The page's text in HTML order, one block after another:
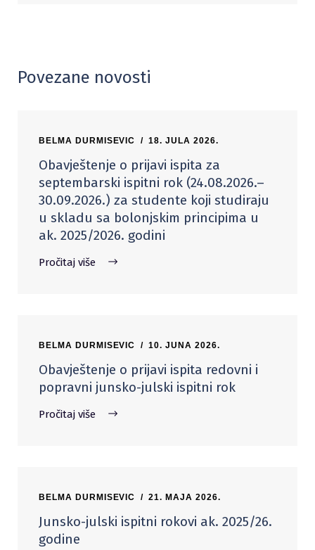
Povezane novosti
BELMA DURMISEVIC 18. JULA 2026.
Obavještenje o prijavi ispita za
septembarski ispitni rok (24.08.2026.–
30.09.2026.) za studente koji studiraju
u skladu sa bolonjskim principima u
ak. 2025/2026. godini
Pročitaj više
BELMA DURMISEVIC 10. JUNA 2026.
Obavještenje o prijavi ispita redovni i
popravni junsko-julski ispitni rok
Pročitaj više
BELMA DURMISEVIC 21. MAJA 2026.
Junsko-julski ispitni rokovi ak. 2025/26.
godine